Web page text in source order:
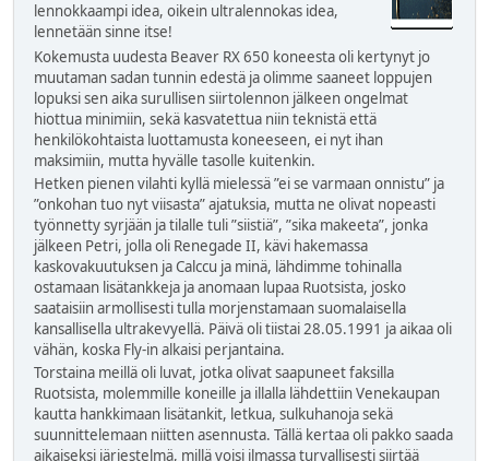
lennokkaampi idea, oikein ultralennokas idea,
lennetään sinne itse!
Kokemusta uudesta Beaver RX 650 koneesta oli kertynyt jo
muutaman sadan tunnin edestä ja olimme saaneet loppujen
lopuksi sen aika surullisen siirtolennon jälkeen ongelmat
hiottua minimiin, sekä kasvatettua niin teknistä että
henkilökohtaista luottamusta koneeseen, ei nyt ihan
maksimiin, mutta hyvälle tasolle kuitenkin.
Hetken pienen vilahti kyllä mielessä ”ei se varmaan onnistu” ja
”onkohan tuo nyt viisasta” ajatuksia, mutta ne olivat nopeasti
työnnetty syrjään ja tilalle tuli ”siistiä”, ”sika makeeta”, jonka
jälkeen Petri, jolla oli Renegade II, kävi hakemassa
kaskovakuutuksen ja Calccu ja minä, lähdimme tohinalla
ostamaan lisätankkeja ja anomaan lupaa Ruotsista, josko
saataisiin armollisesti tulla morjenstamaan suomalaisella
kansallisella ultrakevyellä. Päivä oli tiistai 28.05.1991 ja aikaa oli
vähän, koska Fly-in alkaisi perjantaina.
Torstaina meillä oli luvat, jotka olivat saapuneet faksilla
Ruotsista, molemmille koneille ja illalla lähdettiin Venekaupan
kautta hankkimaan lisätankit, letkua, sulkuhanoja sekä
suunnittelemaan niitten asennusta. Tällä kertaa oli pakko saada
aikaiseksi järjestelmä, millä voisi ilmassa turvallisesti siirtää